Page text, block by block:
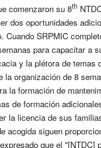
comenzaron su 8th
dos oportunidades
Cuando SRPMIC
para capacitar a
y la plétora de temas
la organización de 8
la formación de
de formación
la licencia de sus
acogida siguen
que el "[NTDC]